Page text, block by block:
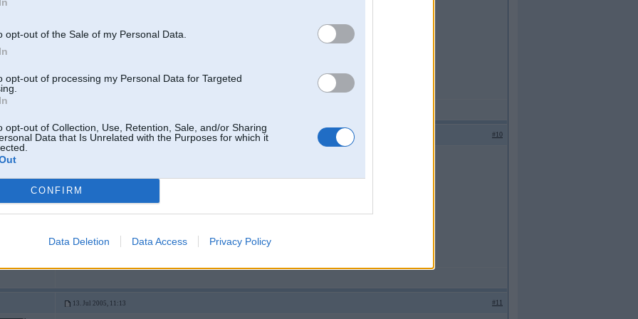
opt-out of the Sale of my Personal Data.
opt-out of processing my Personal Data for Targeted
opt-out of Collection, Use, Retention, Sale, and/or Sharing
Data that Is Unrelated with the Purposes for which it
CONFIRM
Data Deletion Data Access Privacy Policy
visurgājēju
13. Jul 2005, 11:12 #10
Pļek pļek un gatavs™
(c) гаражас Рихардс
13. Jul 2005, 11:13 #11